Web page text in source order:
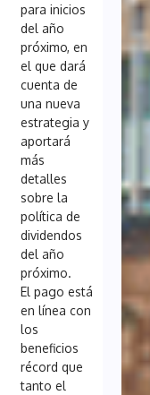
para inicios
del año
próximo, en
el que dará
cuenta de
una nueva
estrategia y
aportará
más
detalles
sobre la
política de
dividendos
del año
próximo.
El pago está
en línea con
los
beneficios
récord que
tanto el